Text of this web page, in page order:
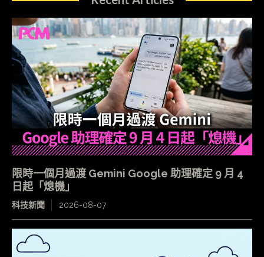
限時一個月過渡 Gemini Google 助理確定 9 月 4
日起「熄機」
科技新聞 2026-08-07